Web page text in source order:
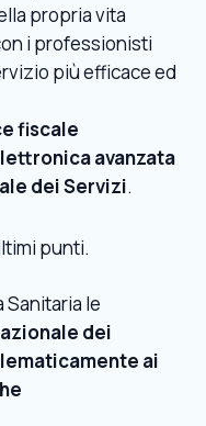
propria vita
i professionisti
più efficace ed
fiscale
avanzata
dei Servizi.
punti.
Sanitaria le
dei
ai